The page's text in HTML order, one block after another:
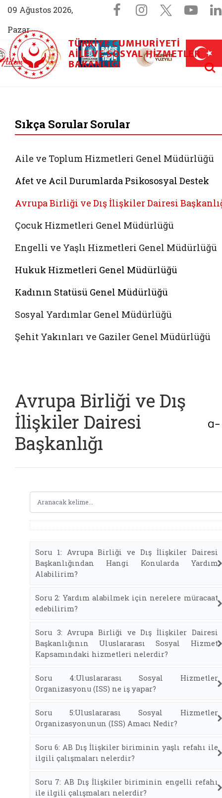
09 Ağustos 2026,
Pazar
Sosyal
Facebook
Instagram
X
Aile (yeni sekmede açılır)
AİLEM İletişim Merkezi (yeni sekmede açılır)
Aile ve Nüfus On Yılı (yeni sekmede açılır)
Darülaceze bağış sayfası (yeni
TÜRKIYE CUMHURIYETI
AILE VE SOSYAL HIZMETLER
BAKANLIĞI
Sıkça Sorular Sorular
Aile ve Toplum Hizmetleri Genel Müdürlüğü
Afet ve Acil Durumlarda Psikososyal Destek
Avrupa Birliği ve Dış İlişkiler Dairesi
Çocuk Hizmetleri Genel Müdürlüğü
Engelli ve Yaşlı Hizmetleri Genel Müdürlüğü
Hukuk Hizmetleri Genel Müdürlüğü
Kadının Statüsü Genel Müdürlüğü
Sosyal Yardımlar Genel Müdürlüğü
Şehit Yakınları ve Gaziler Genel Müdürlüğü
Avrupa Birliği ve Dış
İlişkiler Dairesi
Başkanlığı
Soru 1: Avrupa Birliği ve Dış İlişkiler Dairesi
Başkanlığından Hangi Konularda Yardım
Alabilirim?
Soru 2: Yardım alabilmek için nerelere müracaat
edebilirim?
Soru 3: Avrupa Birliği ve Dış İlişkiler Dairesi
Başkanlığının Uluslararası Sosyal Hizmet
Kapsamındaki hizmetleri nelerdir?
Soru 4:Uluslararası Sosyal Hizmetler
Organizasyonu (ISS) ne iş yapar?
Soru 5:Uluslararası Sosyal Hizmetler
Organizasyonunun (ISS) Amacı Nedir?
Soru 6: AB Dış İlişkiler biriminin yaşlı refahı ile
ilgili çalışmaları nelerdir?
Soru 7: AB Dış İlişkiler biriminin engelli refahı
ile ilgili çalışmaları nelerdir?